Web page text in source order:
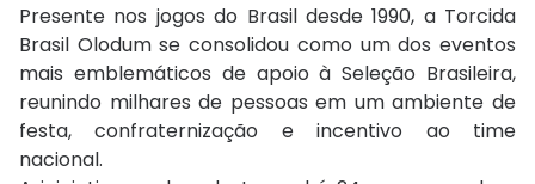
Presente nos jogos do Brasil desde 1990, a Torcida
Brasil Olodum se consolidou como um dos eventos
mais emblemáticos de apoio à Seleção Brasileira,
reunindo milhares de pessoas em um ambiente de
festa, confraternização e incentivo ao time
nacional.